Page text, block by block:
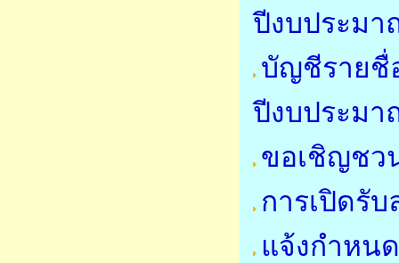
ปีงบประม
บัญชีรายชื่
ปีงบประม
ขอเชิญชว
การเปิดรั
แจ้งกำหน